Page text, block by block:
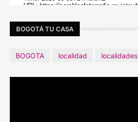
BOGOTÁ TU CASA
BOGOTA localidad localidades